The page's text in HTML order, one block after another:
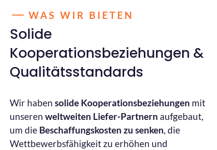
WAS WIR BIETEN
Solide
Kooperationsbeziehungen &
Qualitätsstandards
Wir haben solide Kooperationsbeziehungen mit
unseren weltweiten Liefer-Partnern aufgebaut,
um die Beschaffungskosten zu senken, die
Wettbewerbsfähigkeit zu erhöhen und